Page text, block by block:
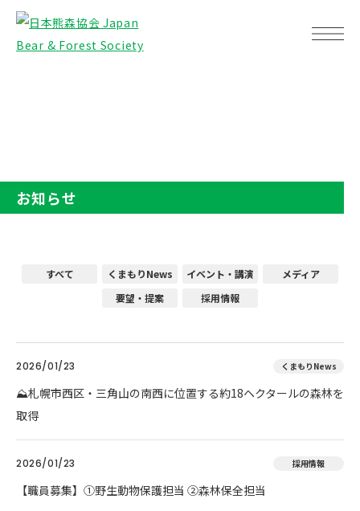
お知らせ
すべて くまもりNews イベント・講演
メディア
要望・提案
採用情報
2026/01/23 くまもりNews
⛰️札幌市西区・三角山の南西に位置する約18ヘクタールの森林を
取得
2026/01/23 採用情報
【職員募集】①野生動物保護担当 ②森林保全担当